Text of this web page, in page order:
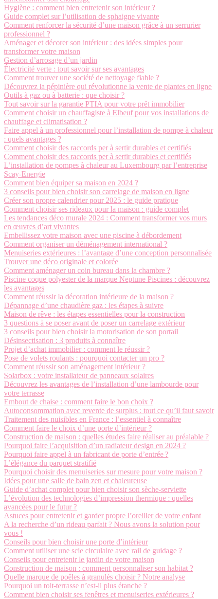
Hygiène : comment bien entretenir son intérieur ?
Guide complet sur l’utilisation de sphaigne vivante
Comment renforcer la sécurité d’une maison grâce à un serrurier
professionnel ?
Aménager et décorer son intérieur : des idées simples pour
transformer votre maison
Gestion d’arrosage d’un jardin
Électricité verte : tout savoir sur ses avantages
Comment trouver une société de nettoyage fiable ?
Découvrez la pépinière qui révolutionne la vente de plantes en ligne
Outils à gaz ou à batterie : que choisir ?
Tout savoir sur la garantie PTIA pour votre prêt immobilier
Comment choisir un chauffagiste à Elbeuf pour vos installations de
chauffage et climatisation ?
Faire appel à un professionnel pour l’installation de pompe à chaleur
: quels avantages ?
Comment choisir des raccords per à sertir durables et certifiés
Comment choisir des raccords per à sertir durables et certifiés
L’installation de pompes à chaleur au Luxembourg par l’entreprise
Scay-Energie
Comment bien équiper sa maison en 2024 ?
3 conseils pour bien choisir son carrelage de maison en ligne
Créer son propre calendrier pour 2025 : le guide pratique
Comment choisir ses rideaux pour la maison : guide complet
Les tendances déco murale 2024 : Comment transformer vos murs
en œuvres d’art vivantes
Embellissez votre maison avec une piscine à débordement
Comment organiser un déménagement international ?
Menuiseries extérieures : l’avantage d’une conception personnalisée
Trouver une déco originale et colorée
Comment aménager un coin bureau dans la chambre ?
Piscine coque polyester de la marque Neptune Piscines : découvrez
les avantages
Comment réussir la décoration intérieure de la maison ?
Dépannage d’une chaudière gaz : les étapes à suivre
Maison de rêve : les étapes essentielles pour la construction
3 questions à se poser avant de poser un carrelage extérieur
3 conseils pour bien choisir la motorisation de son portail
Désinsectisation : 3 produits à connaître
Projet d’achat immobilier : comment le réussir ?
Pose de volets roulants : pourquoi contacter un pro ?
Comment réussir son aménagement intérieur ?
Solarbox : votre installateur de panneaux solaires
Découvrez les avantages de l’installation d’une lambourde pour
votre terrasse
Embout de chaise : comment faire le bon choix ?
Autoconsommation avec revente de surplus : tout ce qu’il faut savoir
Traitement des nuisibles en France : l’essentiel à connaître
Comment faire le choix d’une porte d’intérieur ?
Construction de maison : quelles études faire réaliser au préalable ?
Pourquoi faire l’acquisition d’un radiateur design en 2024 ?
Pourquoi faire appel à un fabricant de porte d’entrée ?
L’élégance du parquet stratifié
Pourquoi choisir des menuiseries sur mesure pour votre maison ?
Idées pour une salle de bain zen et chaleureuse
Guide d’achat complet pour bien choisir son sèche-serviette
L’évolution des technologies d’impression thermique : quelles
avancées pour le futur ?
Astuces pour entretenir et garder propre l’oreiller de votre enfant
A la recherche d’un rideau parfait ? Nous avons la solution pour
vous !
Conseils pour bien choisir une porte d’intérieur
Comment utiliser une scie circulaire avec rail de guidage ?
Conseils pour entretenir le jardin de votre maison
Construction de maison : comment personnaliser son habitat ?
Quelle marque de poêles à granulés choisir ? Notre analyse
Pourquoi un toit-terrasse n’est-il plus étanche ?
Comment bien choisir ses fenêtres et menuiseries extérieures ?